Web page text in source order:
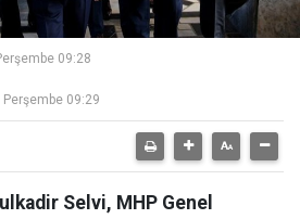
09:28
09:29
Selvi, MHP Genel